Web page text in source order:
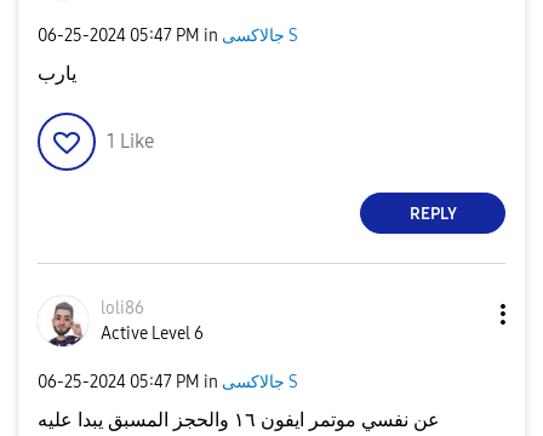
‎06-25-2024 05:47 PM in جالاكسى S
يارب
1 Like
REPLY
loli86
Active Level 6
‎06-25-2024 05:47 PM in جالاكسى S
عن نفسي موتمر ايفون ١٦ والحجز المسبق يبدا عليه